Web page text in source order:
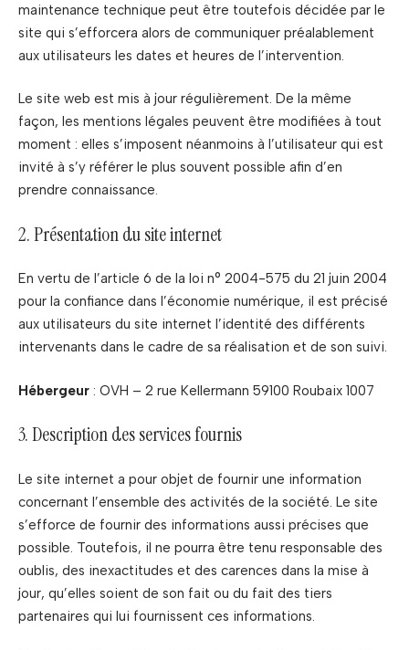
maintenance technique peut être toutefois décidée par le
site qui s’efforcera alors de communiquer préalablement
aux utilisateurs les dates et heures de l’intervention.
Le site web est mis à jour régulièrement. De la même
façon, les mentions légales peuvent être modifiées à tout
moment : elles s’imposent néanmoins à l’utilisateur qui est
invité à s’y référer le plus souvent possible afin d’en
prendre connaissance.
2. Présentation du site internet
En vertu de l’article 6 de la loi n° 2004-575 du 21 juin 2004
pour la confiance dans l’économie numérique, il est précisé
aux utilisateurs du site internet l’identité des différents
intervenants dans le cadre de sa réalisation et de son suivi.
Hébergeur : OVH – 2 rue Kellermann 59100 Roubaix 1007
3. Description des services fournis
Le site internet a pour objet de fournir une information
concernant l’ensemble des activités de la société. Le site
s’efforce de fournir des informations aussi précises que
possible. Toutefois, il ne pourra être tenu responsable des
oublis, des inexactitudes et des carences dans la mise à
jour, qu’elles soient de son fait ou du fait des tiers
partenaires qui lui fournissent ces informations.